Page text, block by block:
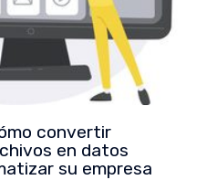
convertir
en datos
su empresa